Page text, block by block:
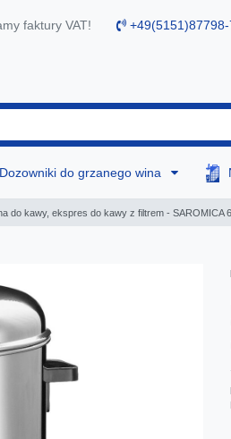
faktury VAT!
Dozowniki do grzanego wina
do kawy, ekspres do kawy z filtrem - SAROMICA